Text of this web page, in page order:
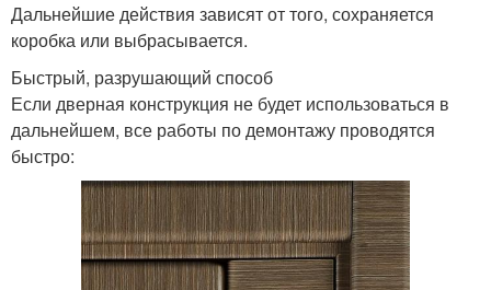
Дальнейшие действия зависят от того, сохраняется
коробка или выбрасывается.
Быстрый, разрушающий способ
Если дверная конструкция не будет использоваться в
дальнейшем, все работы по демонтажу проводятся
быстро: